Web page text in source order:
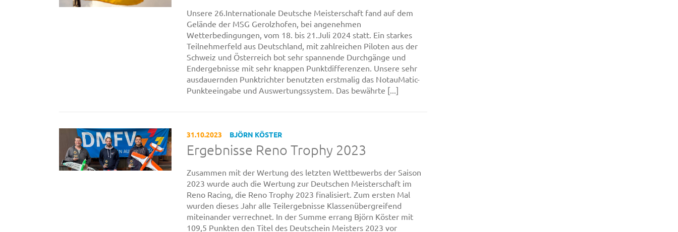
Unsere 26.Internationale Deutsche Meisterschaft fand auf dem
Gelände der MSG Gerolzhofen, bei angenehmen
Wetterbedingungen, vom 18. bis 21.Juli 2024 statt. Ein starkes
Teilnehmerfeld aus Deutschland, mit zahlreichen Piloten aus der
Schweiz und Österreich bot sehr spannende Durchgänge und
Endergebnisse mit sehr knappen Punktdifferenzen. Unsere sehr
ausdauernden Punktrichter benutzten erstmalig das NotauMatic-
Punkteeingabe und Auswertungssystem. Das bewährte [...]
31.10.2023 BJÖRN KÖSTER
Ergebnisse Reno Trophy 2023
Zusammen mit der Wertung des letzten Wettbewerbs der Saison
2023 wurde auch die Wertung zur Deutschen Meisterschaft im
Reno Racing, die Reno Trophy 2023 finalisiert. Zum ersten Mal
wurden dieses Jahr alle Teilergebnisse Klassenübergreifend
miteinander verrechnet. In der Summe errang Björn Köster mit
109,5 Punkten den Titel des Deutschein Meisters 2023 vor